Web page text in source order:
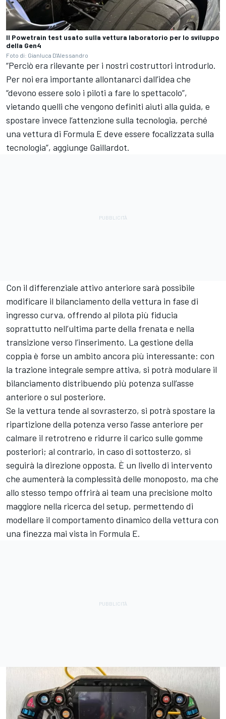
Il Powetrain test usato sulla vettura laboratorio per lo sviluppo
della Gen4
Foto di: Gianluca D'Alessandro
“Perciò era rilevante per i nostri costruttori introdurlo.
Per noi era importante allontanarci dall’idea che
“devono essere solo i piloti a fare lo spettacolo”,
vietando quelli che vengono definiti aiuti alla guida, e
spostare invece l’attenzione sulla tecnologia, perché
una vettura di Formula E deve essere focalizzata sulla
tecnologia”, aggiunge Gaillardot.
Con il differenziale attivo anteriore sarà possibile
modificare il bilanciamento della vettura in fase di
ingresso curva, offrendo al pilota più fiducia
soprattutto nell’ultima parte della frenata e nella
transizione verso l’inserimento. La gestione della
coppia è forse un ambito ancora più interessante: con
la trazione integrale sempre attiva, si potrà modulare il
bilanciamento distribuendo più potenza sull’asse
anteriore o sul posteriore.
Se la vettura tende al sovrasterzo, si potrà spostare la
ripartizione della potenza verso l’asse anteriore per
calmare il retrotreno e ridurre il carico sulle gomme
posteriori; al contrario, in caso di sottosterzo, si
seguirà la direzione opposta. È un livello di intervento
che aumenterà la complessità delle monoposto, ma che
allo stesso tempo offrirà ai team una precisione molto
maggiore nella ricerca del setup, permettendo di
modellare il comportamento dinamico della vettura con
una finezza mai vista in Formula E.